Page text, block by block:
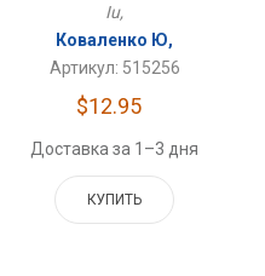
Iu,
Коваленко Ю,
Артикул: 515256
$12.95
Доставка за 1–3 дня
КУПИТЬ